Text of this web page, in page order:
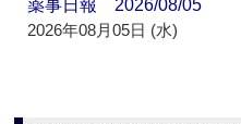
薬事日報 2026/08/05
2026年08月05日 (水)